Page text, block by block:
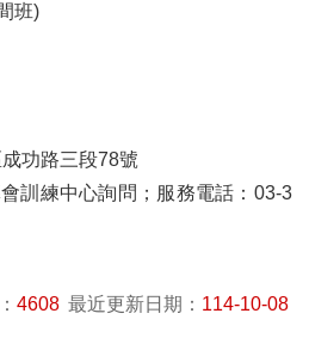
班)
功路三段78號
訓練中心詢問；服務電話：03-3
4608 最近更新日期： 114-10-08